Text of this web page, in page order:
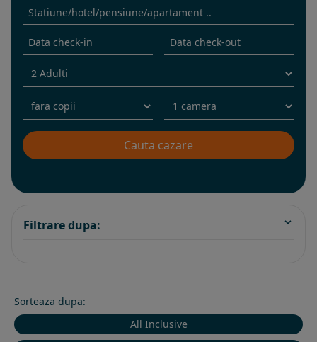
Filtrare dupa:
Sorteaza dupa:
All Inclusive